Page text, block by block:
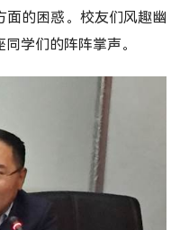
面的困惑。校友们风趣幽
学们的阵阵掌声。